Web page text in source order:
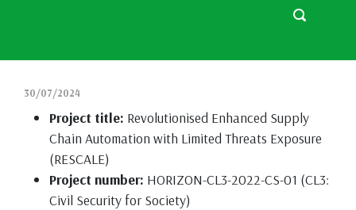
30/07/2024
Project title: Revolutionised Enhanced Supply
Chain Automation with Limited Threats Exposure
(RESCALE)
Project number: HORIZON-CL3-2022-CS-01 (CL3:
Civil Security for Society)